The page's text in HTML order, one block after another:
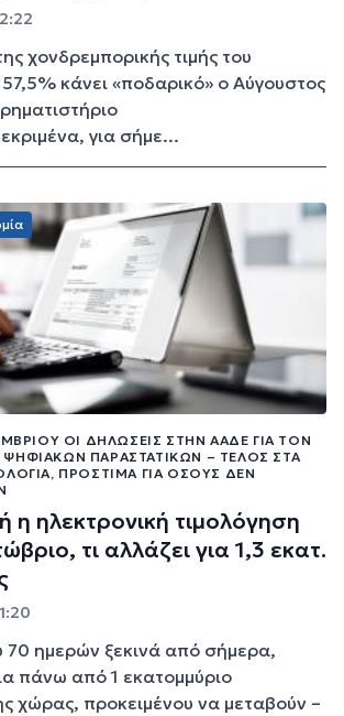
χονδρεμπορικής τιμής του
κάνει «ποδαρικό» ο Αύγουστος
για σήμε...
ΟΙ ΔΗΛΏΣΕΙΣ ΣΤΗΝ ΑΑΔΕ ΓΙΑ ΤΟΝ
ΠΑΡΑΣΤΑΤΙΚΏΝ – ΤΈΛΟΣ ΣΤΑ
ΠΡΌΣΤΙΜΑ ΓΙΑ ΌΣΟΥΣ ΔΕΝ
η ηλεκτρονική τιμολόγηση
τι αλλάζει για 1,3 εκατ.
ημερών ξεκινά από σήμερα,
πάνω από 1 εκατομμύριο
χώρας, προκειμένου να μεταβούν –